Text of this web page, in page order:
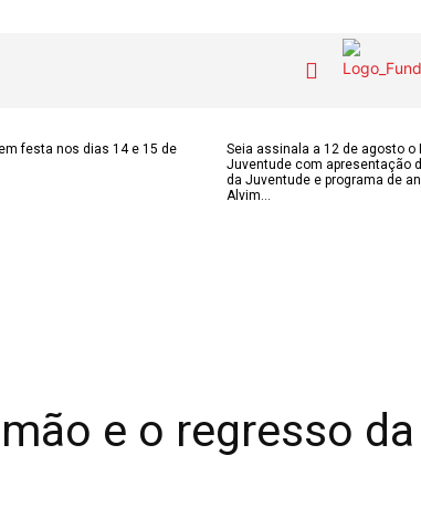
FREGUESIAS
COLUNISTAS do
»»» Fundação Aurora
festa nos dias 14 e 15 de
Seia assinala a 12 de agosto o
Juventude com apresentação
da Juventude e programa de
Alvim...
e o regresso